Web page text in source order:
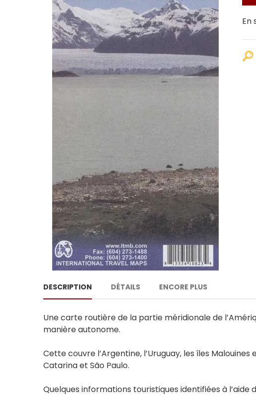
En
DESCRIPTION DÉTAILS ENCORE PLUS
Une carte routière de la partie méridionale de
manière autonome.
Cette couvre l’Argentine, l’Uruguay, les îles Malouines
Catarina et São Paulo.
Quelques informations touristiques identifiées à